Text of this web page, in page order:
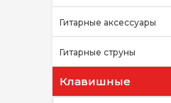
Гитарные аксессуары
Гитарные струны
Клавишные